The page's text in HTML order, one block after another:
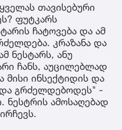
თავისებური
ფუტკარს
ჩატოვება და ამ
კრაზანა და
ნესტარს, ანუ
ჩანს, აუცილებლად
მისი ინსექტიდის და
გრძელდებოდეს" -
ნესტრის ამოსაღებად